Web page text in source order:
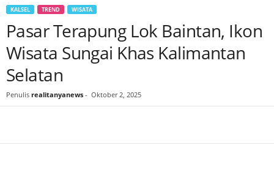
KALSEL TREND WISATA
Pasar Terapung Lok Baintan, Ikon
Wisata Sungai Khas Kalimantan
Selatan
Penulis realitanyanews - Oktober 2, 2025